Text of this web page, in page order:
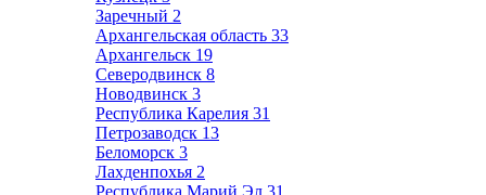
Заречный 2
Архангельская область 33
Архангельск 19
Северодвинск 8
Новодвинск 3
Республика Карелия 31
Петрозаводск 13
Беломорск 3
Лахденпохья 2
Республика Марий Эл 31